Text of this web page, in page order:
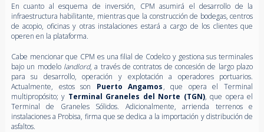
En cuanto al esquema de inversión, CPM asumirá el desarrollo de la
infraestructura habilitante, mientras que la construcción de bodegas, centros
de acopio, oficinas y otras instalaciones estará a cargo de los clientes que
operen en la plataforma.
Cabe mencionar que CPM es una filial de Codelco y gestiona sus terminales
bajo un modelo landlord, a través de contratos de concesión de largo plazo
para su desarrollo, operación y explotación a operadores portuarios.
Actualmente, estos son Puerto Angamos, que opera el Terminal
multipropósito; y Terminal Graneles del Norte (TGN), que opera el
Terminal de Graneles Sólidos. Adicionalmente, arrienda terrenos e
instalaciones a Probisa, firma que se dedica a la importación y distribución de
asfaltos.